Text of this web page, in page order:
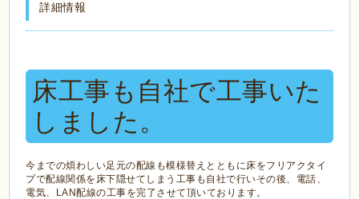
詳細情報
床工事も自社で工事いた
しました。
今までの煩わしい足元の配線も模様替えとともに床をフリアクタイ
プで配線関係を床下隠せてしまう工事も自社で行いその後、電話、
電気、LAN配線の工事を完了させて頂いております。